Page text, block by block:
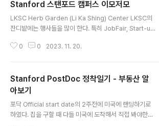
Stanford 스탠포드 캠퍼스 이모저모
LKSC Herb Garden (Li Ka Shing) Center LKSC의
잔디밭에는 행사들을 많이 한다. 특히 JobFair, Start-u
탠포드에서 공짜로 주는 티셔츠, 조그마난 가방, 에코백, 열
진이 없다 ㅎㅎ 다음에 꼭 자세히 찍어서 리뷰를 올릴것..
여긴 내가 제일 좋아하는 Stanford Green Library의 r
eading room 이렇게 자유롭게 쓸 수 있는 모니터도 있어
서 매우 좋다. # 무소음 키보드 마우스를 활용해야 시끄럽
지 않음 여긴 층고가 정말 높고, 정말 정말 앤틱해서 너무
0 0 2023. 11. 20.
Stanford PostDoc 정착일기 - 부동산 알
아보기
포닥 Official start date의 2주전에 미국에 랜딩하기로
하였다. 집을 구할 때 다들 미국에 도착해서 직접 봐야한다